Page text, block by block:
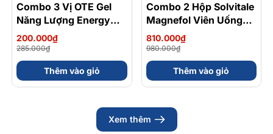
- 30%
Combo 3 Vị OTE Gel
Năng Lượng Energy
Gel Kết Hợp
Carbohydrate Điện Giải
56gram 82kcal
200.000₫
285.000₫
Thêm vào giỏ
- 17%
Combo 2 Hộp Solvitale
Magnefol Viên Uống
Magnesium
Bisglycinate + Vitamin
nhóm B (Hộp 30 Viên)
810.000₫
980.000₫
Thêm vào giỏ
Xem thêm